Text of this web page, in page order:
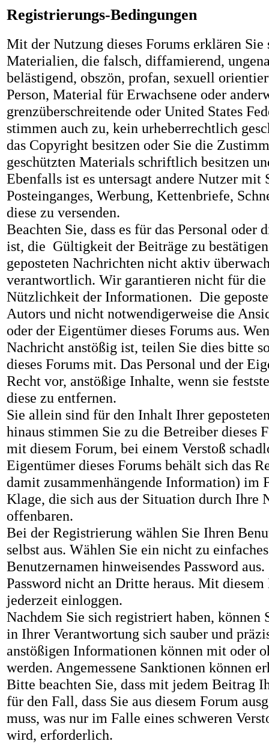
Registrierungs-Bedingungen
Mit der Nutzung dieses Forums erklären Sie
Materialien, die falsch, diffamierend,
belästigend, obszön, profan, sexuell
Person, Material für Erwachsene oder
grenzüberschreitende oder United States
stimmen auch zu, kein urheberrechtlich
das Copyright besitzen oder Sie die
geschützten Materials schriftlich besitzen
Ebenfalls ist es untersagt andere Nutzer mit
Posteinganges, Werbung, Kettenbriefe,
diese zu versenden.
Beachten Sie, dass es für das Personal
ist, die Gültigkeit der Beiträge zu
geposteten Nachrichten nicht aktiv
verantwortlich. Wir garantieren nicht für
Nützlichkeit der Informationen. Die
Autors und nicht notwendigerweise die
oder der Eigentümer dieses Forums aus.
Nachricht anstößig ist, teilen Sie dies bitte
dieses Forums mit. Das Personal und der
Recht vor, anstößige Inhalte, wenn sie
diese zu entfernen.
Sie allein sind für den Inhalt Ihrer
hinaus stimmen Sie zu die Betreiber dieses
mit diesem Forum, bei einem Verstoß
Eigentümer dieses Forums behält sich das
damit zusammenhängende Information) im
Klage, die sich aus der Situation durch Ihre
offenbaren.
Bei der Registrierung wählen Sie Ihren
selbst aus. Wählen Sie ein nicht zu
Benutzernamen hinweisendes Password
Password nicht an Dritte heraus. Mit
jederzeit einloggen.
Nachdem Sie sich registriert haben,
in Ihrer Verantwortung sich sauber und
anstößigen Informationen können mit oder
werden. Angemessene Sanktionen können
Bitte beachten Sie, dass mit jedem Beitrag
für den Fall, dass Sie aus diesem Forum
muss, was nur im Falle eines schweren
wird, erforderlich.